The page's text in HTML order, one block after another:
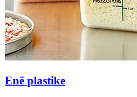
Enë plastike